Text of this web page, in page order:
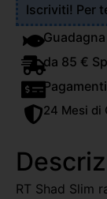
Iscriviti! Per
da 85 €
24 Mesi di
RT Shad Slim